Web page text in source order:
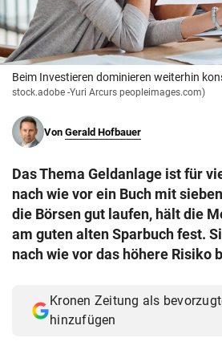
© Krone Multimedia GmbH & Co KG
Muthgasse 2, 1190 Wien
Beim Investieren dominieren weiterhin
stock.adobe -Yuri Arcurs peopleimages.com)
Von Gerald Hofbauer
Das Thema Geldanlage ist für
nach wie vor ein Buch mit
die Börsen gut laufen, hält die
am guten alten Sparbuch fest.
nach wie vor das höhere Risiko
Kronen Zeitung als
hinzufügen